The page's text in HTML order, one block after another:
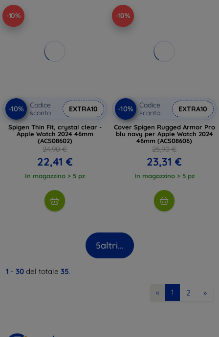
-10%
-10%
Codice
sconto
EXTRA10
Spigen Thin Fit, crystal clear -
Apple Watch 2024 46mm
(ACS08602)
24,90 €
22,41 €
In magazzino > 5 pz
-10%
-10%
Codice
sconto
EXTRA10
Cover Spigen Rugged Armor Pro
blu navy per Apple Watch 2024
46mm (ACS08606)
25,90 €
23,31 €
In magazzino > 5 pz
5altri...
1 - 30 del totale 35.
« 1 2 »